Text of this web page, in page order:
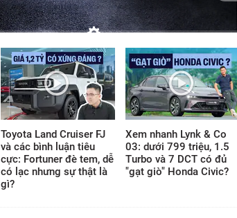
Toyota Land Cruiser FJ
và các bình luận tiêu
cực: Fortuner đè tem, dễ
có lạc nhưng sự thật là
gì?
Xem nhanh Lynk & Co
03: dưới 799 triệu, 1.5
Turbo và 7 DCT có đủ
"gạt giò" Honda Civic?